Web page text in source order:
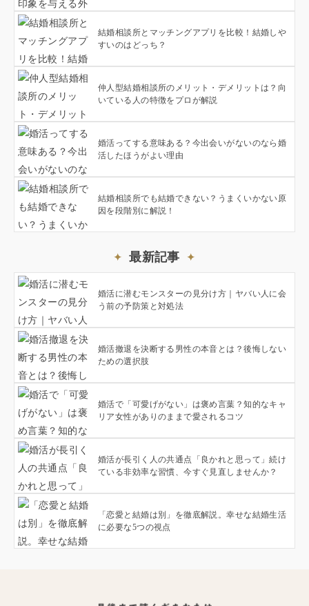
結婚相談所とマッチングアプリを比較！結婚しや
すいのはどっち？
仲人型結婚相談所のメリット・デメリットは？向
いている人の特徴をプロが解説
婚活ってする意味ある？今出会いがないのなら婚
活したほうがよい理由
結婚相談所でも結婚できない？うまくいかない原
因を段階別に解説！
最新記事
婚活に潜むモンスターの見分け方｜ヤバい人に会
う前の予防策と対処法
婚活撤退を決断する男性の本音とは？後悔しない
ための選択肢
婚活で「可愛げがない」は褒め言葉？知的なキャ
リア女性がありのままで愛されるコツ
婚活が長引く人の共通点「良かれと思って」続け
ている非効率な習慣、今すぐ見直しませんか？
「恋愛と結婚は別」を徹底解説。幸せな結婚生活
に必要な5つの視点